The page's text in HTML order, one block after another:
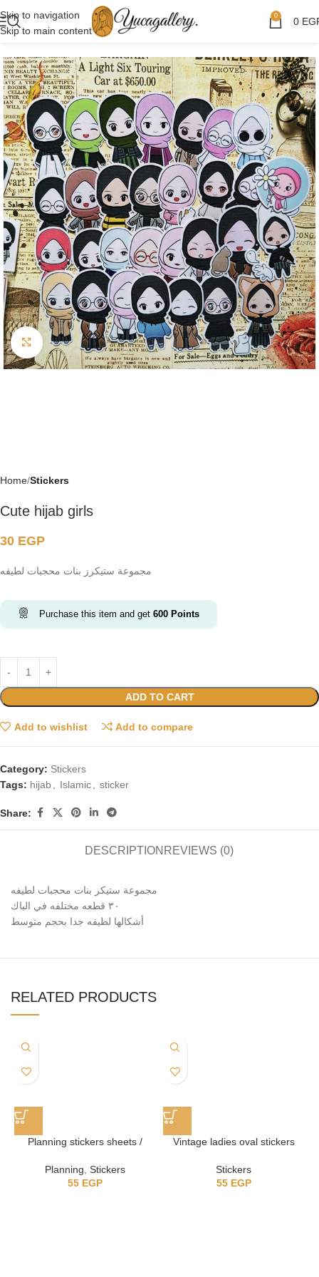
Skip to navigation
Skip to main content
0 0
Click to enlarge
Home Stickers
Cute hijab girls
30 EGP
مجموعة ستيكرز بنات محجبات لطيفه
Purchase this item and get 600 Points
ADD TO CART
Add to wishlist Add to compare
Category: Stickers
Tags: hijab, Islamic, sticker
Share:
DESCRIPTION REVIEWS (0)
مجموعة ستيكر بنات محجبات لطيفه
٣٠ قطعه مختلفه في الباك
أشكالها لطيفه جدا بحجم متوسط
RELATED PRODUCTS
Planning stickers sheets /
Planning, Stickers
55 EGP
Vintage ladies oval stickers
Stickers
55 EGP